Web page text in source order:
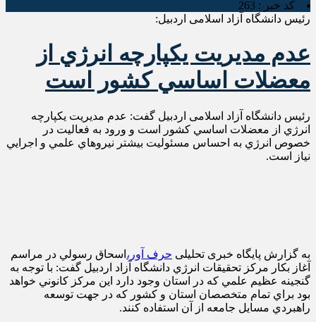
کد خبر : 263
رئیس دانشگاه آزاد اسلامی اردبیل:
عدم مديريت يكپارچه انرژي از
معضلات اساسي كشور است
رئیس دانشگاه آزاد اسلامی اردبیل گفت: عدم مديريت يكپارچه
انرژي از معضلات اساسي كشور است و ورود به فعاليت در
خصوص انرژي به احساس مسئوليت بيشتر نيروهاي علمي و اجرايي
نياز است.
به گزارش پایگاه خبری تحلیلی حرف آور، اسحاق رسولي در مراسم
آغاز بكار مركز تحقيقات انرژي دانشگاه آزاد اردبیل گفت: با توجه به
گنجينه عظيم علمي كه در استان وجود دارد اين مركز كانوني خواهد
بود براي تمام متخصصان استان و كشور كه در جهت توسعه
راهبردي مسايل جامعه از آن استفاده كنند.